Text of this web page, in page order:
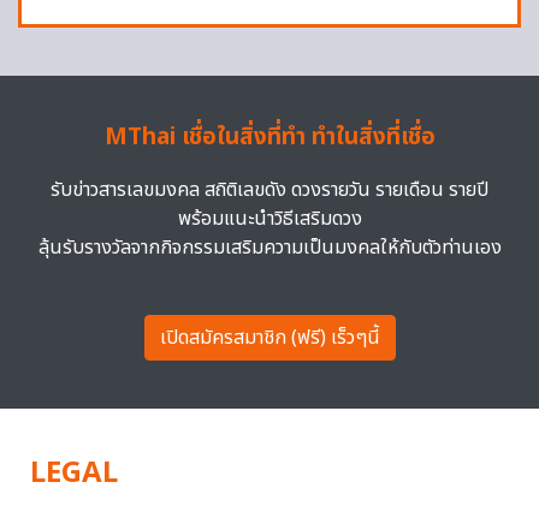
MThai เชื่อในสิ่งที่ทำ ทำในสิ่งที่เชื่อ
รับข่าวสารเลขมงคล สถิติเลขดัง ดวงรายวัน รายเดือน รายปี
พร้อมแนะนำวิธีเสริมดวง
ลุ้นรับรางวัลจากกิจกรรมเสริมความเป็นมงคลให้กับตัวท่านเอง
เปิดสมัครสมาชิก (ฟรี) เร็วๆนี้
LEGAL